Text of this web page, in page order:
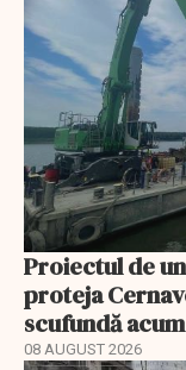
Proiectul de
proteja
scufundă
08 AUGUST 2026